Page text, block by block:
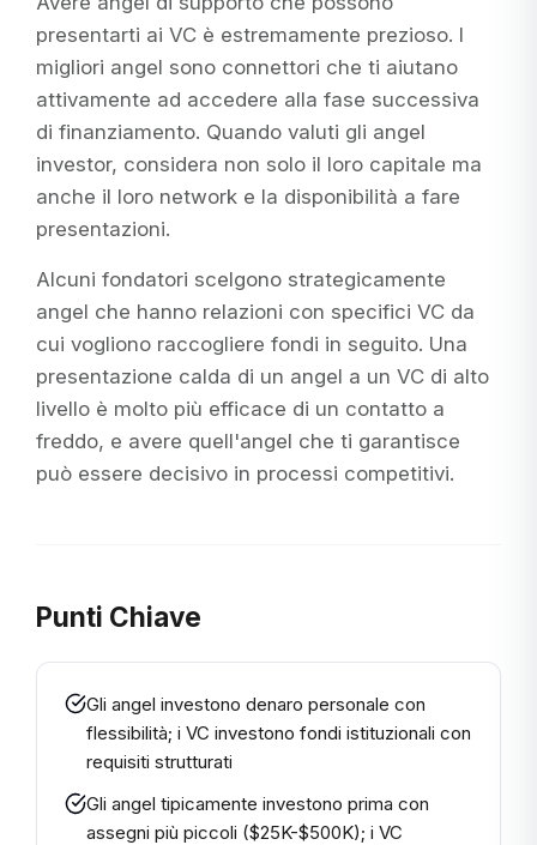
presentarti ai VC è estremamente prezioso. I
migliori angel sono connettori che ti aiutano
attivamente ad accedere alla fase successiva
di finanziamento. Quando valuti gli angel
investor, considera non solo il loro capitale ma
anche il loro network e la disponibilità a fare
presentazioni.
Alcuni fondatori scelgono strategicamente
angel che hanno relazioni con specifici VC da
cui vogliono raccogliere fondi in seguito. Una
presentazione calda di un angel a un VC di alto
livello è molto più efficace di un contatto a
freddo, e avere quell'angel che ti garantisce
può essere decisivo in processi competitivi.
Punti Chiave
Gli angel investono denaro personale con
flessibilità; i VC investono fondi istituzionali con
requisiti strutturati
Gli angel tipicamente investono prima con
assegni più piccoli ($25K-$500K); i VC